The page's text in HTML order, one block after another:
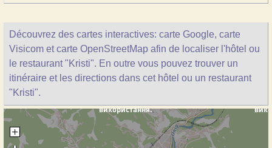
Découvrez des cartes interactives: carte Google, carte
Visicom et carte OpenStreetMap afin de localiser l'hôtel ou
le restaurant "Kristi". En outre vous pouvez trouver un
itinéraire et les directions dans cet hôtel ou un restaurant
"Kristi".